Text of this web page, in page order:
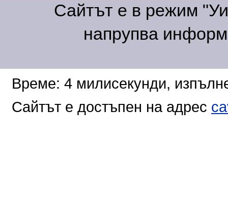
Сайтът е в режим
напрупва
Време: 4 милисекунди,
Сайтът е достъпен на адрес